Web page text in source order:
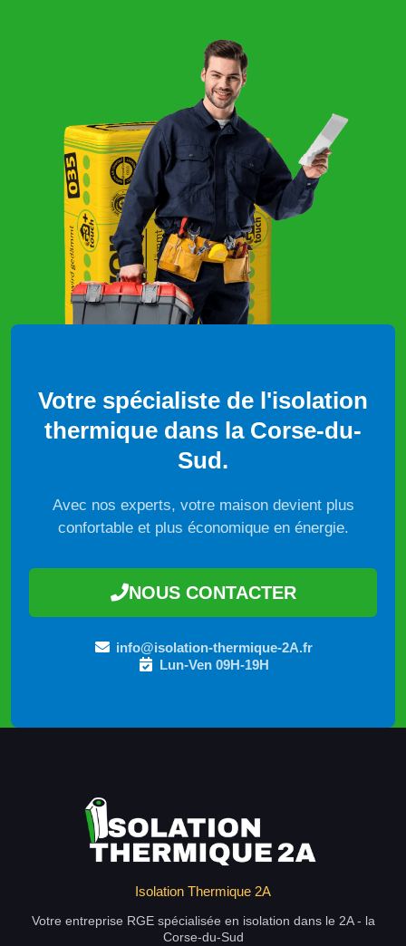
Votre spécialiste de l'isolation
thermique dans la Corse-du-
Sud.
Avec nos experts, votre maison devient plus
confortable et plus économique en énergie.
NOUS CONTACTER
info@isolation-thermique-2A.fr
Lun-Ven 09H-19H
Isolation Thermique 2A
Votre entreprise RGE spécialisée en isolation dans le 2A - la
Corse-du-Sud